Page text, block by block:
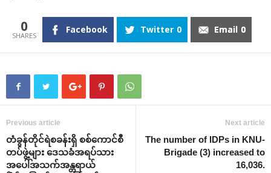
0 Facebook Twitter 0 Email 0
Previous article
တံခွန်တိုင်ရဲစခန်းရှိ စစ်ကောင်စီ
တပ်ဖွဲ့များ ဒေသခံအရပ်သား
အပေါ်အသက်အန္တရာယ်
Next article
The number of IDPs in KNU-
Brigade (3) increased to
16,036.